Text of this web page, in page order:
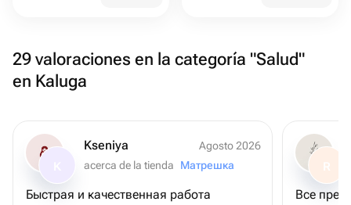
29 valoraciones en la categoría "Salud"
en Kaluga
Kseniya
Agosto 2026
acerca de la tienda
Матрешка
Быстрая и качественная работа
R
Все